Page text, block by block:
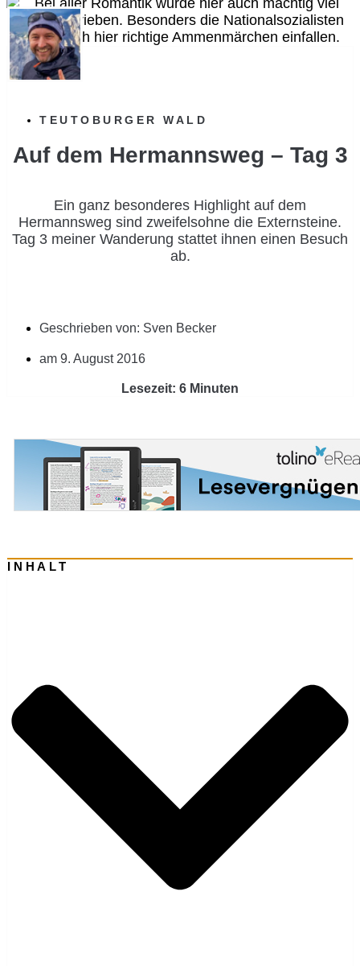
TEUTOBURGER WALD
Auf dem Hermannsweg – Tag 3
Ein ganz besonderes Highlight auf dem
Hermannsweg sind zweifelsohne die Externsteine.
Tag 3 meiner Wanderung stattet ihnen einen Besuch
ab.
Geschrieben von: Sven Becker
am 9. August 2016
Lesezeit: 6 Minuten
INHALT